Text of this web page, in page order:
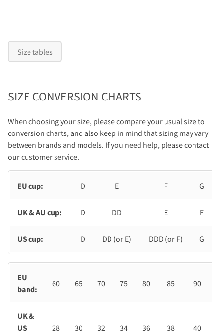
Size tables
SIZE CONVERSION CHARTS
When choosing your size, please compare your usual size to
conversion charts, and also keep in mind that sizing may vary
between brands and models. If you need help, please contact
our customer service.
EU cup: D E F G
UK & AU cup: D DD E F
US cup: D DD (or E) DDD (or F) G
EU
band:
60 65 70 75 80 85 90
UK &
US
28 30 32 34 36 38 40